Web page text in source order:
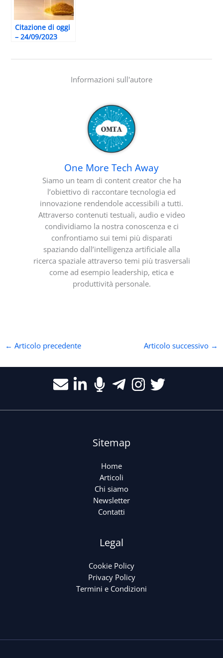
Citazione di oggi
– 24/09/2023
Informazioni sull'autore
One More Tech Away
Siamo un team di content creator che ha
l’obiettivo di raccontare tecnologia ed
innovazione rendendole accessibili a tutti.
Attraverso contenuti testuali, audio e video
condividiamo la nostra conoscenza e ci
confrontiamo sui temi più disparati
spaziando dall’intelligenza artificiale alla
ricerca spaziale attraverso temi più trasversali
come ad esempio leadership, etica e
produttività personale.
← Articolo precedente Articolo successivo →
Sitemap
Home
Articoli
Chi siamo
Newsletter
Contatti
Legal
Cookie Policy
Privacy Policy
Termini e Condizioni